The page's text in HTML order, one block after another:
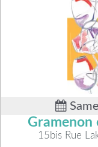
Gramenon
15bis Rue